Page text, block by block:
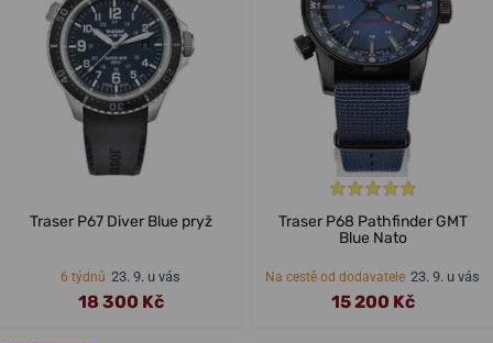
Traser P67 Diver Blue pryž
6 týdnů 23. 9. u vás
18 300 Kč
Traser P68 Pathfinder GMT
Blue Nato
Na cestě od dodavatele 23. 9. u vás
15 200 Kč